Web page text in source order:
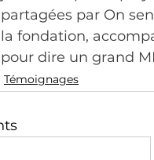
partagées par On
la fondation,
pour dire un grand
Témoignages